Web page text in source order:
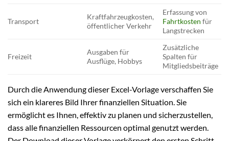
Transport
Kraftfahrzeugkosten,
öffentlicher Verkehr
Erfassung von
Fahrtkosten für
Langstrecken
Freizeit
Ausgaben für
Ausflüge, Hobbys
Zusätzliche
Spalten für
Mitgliedsbeiträge
Durch die Anwendung dieser Excel-Vorlage verschaffen Sie
sich ein klareres Bild Ihrer finanziellen Situation. Sie
ermöglicht es Ihnen, effektiv zu planen und sicherzustellen,
dass alle finanziellen Ressourcen optimal genutzt werden.